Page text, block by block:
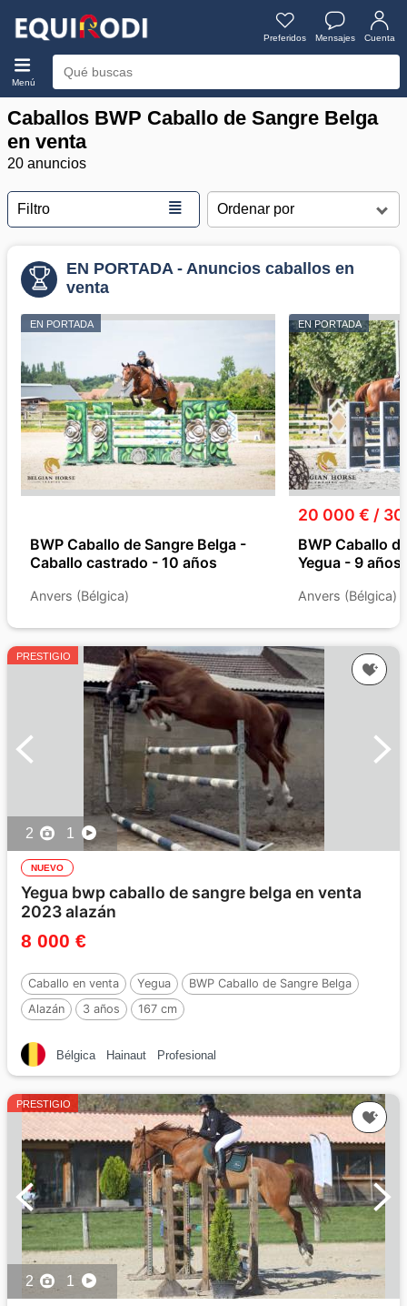
Preferidos Mensajes Cuenta
Menú
Caballos BWP Caballo de Sangre Belga
en venta
20 anuncios
Filtro ≣
EN PORTADA - Anuncios caballos en
venta
EN PORTADA
BWP Caballo de Sangre Belga -
Caballo castrado - 10 años
Anvers (Bélgica)
EN PORTADA
20 000 € /
BWP Caballo
Yegua - 9 años
Anvers (Bélgica)
PRESTIGIO
2 1
NUEVO
Yegua bwp caballo de sangre belga en venta
2023 alazán
8 000 €
Caballo en venta Yegua
BWP Caballo de Sangre Belga
Alazán
3 años 167 cm
Bélgica Hainaut Profesional
PRESTIGIO
2 1